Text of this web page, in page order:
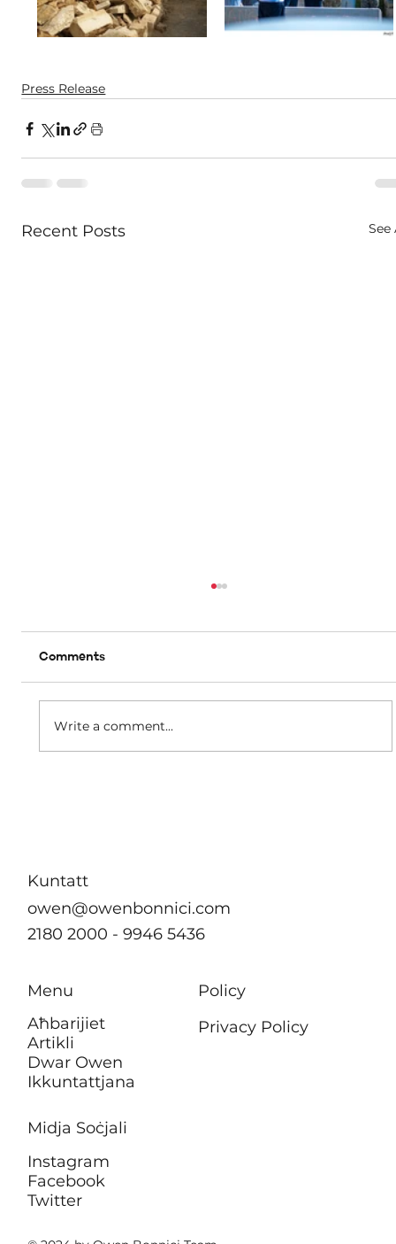
Press Release
Recent Posts See
Comments
Write a comment...
Kuntatt
owen@owenbonnici.com
2180 2000 - 9946 5436
Menu
Aħbarijiet
Artikli
Dwar Owen
Ikkuntattjana
Policy
Privacy Policy
Midja Soċjali
Instagram
Facebook
Twitter